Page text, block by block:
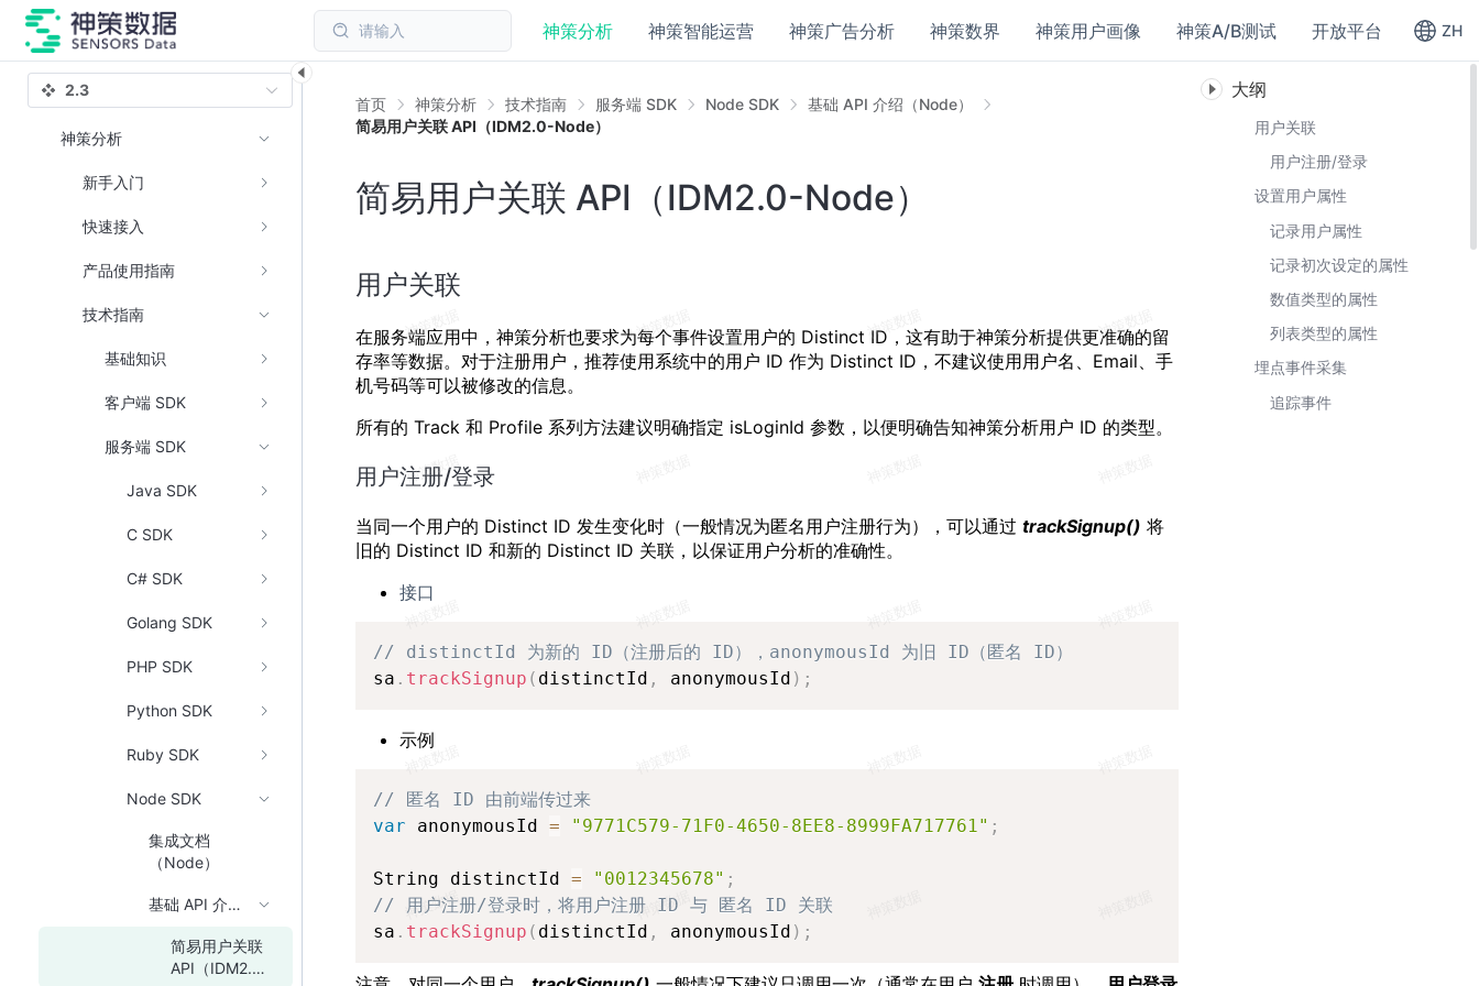
请输入 神策分析 神策智能运营 神策广告分析 神策数界 神策用户画像 神策A/B测试 开放平台 ZH
首页 神策分析 技术指南 服务端 SDK Node SDK
基础 API 介绍（Node）
简易用户关联 API（IDM2.0-Node）
简易用户关联 API（IDM2.0-Node）
用户关联
在服务端应用中，神策分析也要求为每个事件设置用户的 Distinct ID，这有助于神策分析提供更准确的留
存率等数据。对于注册用户，推荐使用系统中的用户 ID 作为 Distinct ID，不建议使用用户名、Email、手
机号码等可以被修改的信息。
所有的 Track 和 Profile 系列方法建议明确指定 isLoginId 参数，以便明确告知神策分析用户 ID 的类型。
用户注册/登录
当同一个用户的 Distinct ID 发生变化时（一般情况为匿名用户注册行为），可以通过 trackSignup() 将
旧的 Distinct ID 和新的 Distinct ID 关联，以保证用户分析的准确性。
接口
// distinctId 为新的 ID（注册后的 ID），anonymousId 为旧 ID（匿名 ID）
sa . trackSignup ( distinctId , anonymousId ) ;
示例
// 匿名 ID 由前端传过来
var anonymousId = "9771C579-71F0-4650-8EE8-8999FA717761" ;
String distinctId = "0012345678" ;
// 用户注册/登录时，将用户注册 ID 与 匿名 ID 关联
sa . trackSignup ( distinctId , anonymousId ) ;
2.3
神策分析
新手入门
快速接入
产品使用指南
技术指南
基础知识
客户端 SDK
服务端 SDK
Java SDK
C SDK
C# SDK
Golang SDK
PHP SDK
Python SDK
Ruby SDK
Node SDK
集成文档
（Node）
基础 API 介绍（Node）
简易用户关联
API（IDM2.0-
大纲
用户关联
用户注册/登录
设置用户属性
记录用户属性
记录初次设定的属性
数值类型的属性
列表类型的属性
埋点事件采集
追踪事件